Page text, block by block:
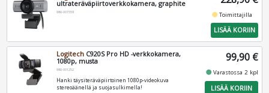
ultrateräväpiirtoverkkokamera, graphite
960-001559 fiber_manual_recordToimittajilla
LISÄÄ KORIIN
Logitech C920S Pro HD -verkkokamera,
1080p, musta
960-001252
Hanki täysiteräväpiirtoinen 1080p-videokuva
stereoäänellä ja suojasulkimella!
99,90 €
fiber_manual_recordVarastossa 2 kpl
LISÄÄ KORIIN